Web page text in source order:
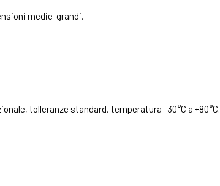
medie-grandi.
tolleranze standard, temperatura -30°C a +80°C.